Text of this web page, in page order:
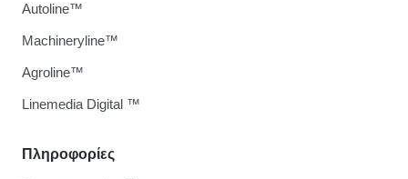
Πληροφορίες
Autoline™
Machineryline™
Agroline™
Linemedia Digital ™